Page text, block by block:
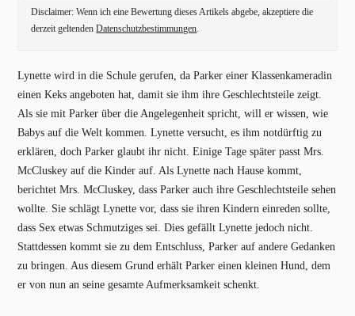
Disclaimer: Wenn ich eine Bewertung dieses Artikels abgebe, akzeptiere die
derzeit geltendenDatenschutzbestimmungen.
Lynette wird in die Schule gerufen, da Parker einer Klassenkameradin
einen Keks angeboten hat, damit sie ihm ihre Geschlechtsteile zeigt.
Als sie mit Parker über die Angelegenheit spricht, will er wissen, wie
Babys auf die Welt kommen. Lynette versucht, es ihm notdürftig zu
erklären, doch Parker glaubt ihr nicht. Einige Tage später passt Mrs.
McCluskey auf die Kinder auf. Als Lynette nach Hause kommt,
berichtet Mrs. McCluskey, dass Parker auch ihre Geschlechtsteile sehen
wollte. Sie schlägt Lynette vor, dass sie ihren Kindern einreden sollte,
dass Sex etwas Schmutziges sei. Dies gefällt Lynette jedoch nicht.
Stattdessen kommt sie zu dem Entschluss, Parker auf andere Gedanken
zu bringen. Aus diesem Grund erhält Parker einen kleinen Hund, dem
er von nun an seine gesamte Aufmerksamkeit schenkt.